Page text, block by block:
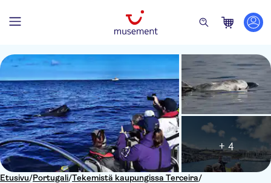
Etusivu/Portugali/Tekemistä kaupungissa Terceira/
+ 4